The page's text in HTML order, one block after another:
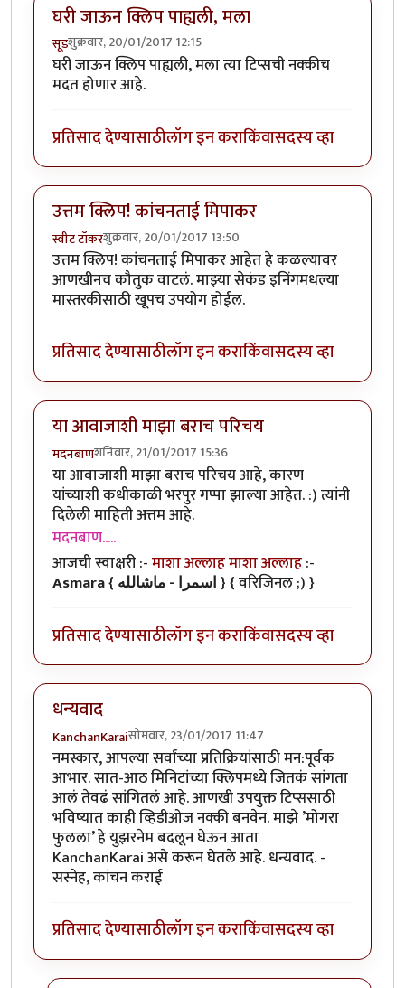
घरी जाऊन क्लिप पाह्यली, मला
सूडशुक्रवार, 20/01/2017 12:15
घरी जाऊन क्लिप पाह्यली, मला त्या टिप्सची नक्कीच
मदत होणार आहे.
प्रतिसाद देण्यासाठीलॉग इन कराकिंवासदस्य व्हा
उत्तम क्लिप! कांचनताई मिपाकर
स्वीट टॉकरशुक्रवार, 20/01/2017 13:50
उत्तम क्लिप! कांचनताई मिपाकर आहेत हे कळल्यावर
आणखीनच कौतुक वाटलं. माझ्या सेकंड इनिंगमधल्या
मास्तरकीसाठी खूपच उपयोग होईल.
प्रतिसाद देण्यासाठीलॉग इन कराकिंवासदस्य व्हा
या आवाजाशी माझा बराच परिचय
मदनबाणशनिवार, 21/01/2017 15:36
या आवाजाशी माझा बराच परिचय आहे, कारण
यांच्याशी कधीकाळी भरपुर गप्पा झाल्या आहेत. :) त्यांनी
दिलेली माहिती अत्तम आहे.
मदनबाण.....
आजची स्वाक्षरी :-माशा अल्लाह माशा अल्लाह:-
Asmara { اسمرا - ماشالله }{ वरिजिनल ;) }
प्रतिसाद देण्यासाठीलॉग इन कराकिंवासदस्य व्हा
धन्यवाद
KanchanKaraiसोमवार, 23/01/2017 11:47
नमस्कार, आपल्या सर्वांच्या प्रतिक्रियांसाठी मन:पूर्वक
आभार. सात-आठ मिनिटांच्या क्लिपमध्ये जितकं सांगता
आलं तेवढं सांगितलं आहे. आणखी उपयुक्त टिप्ससाठी
भविष्यात काही व्हिडीओज नक्की बनवेन. माझे ’मोगरा
फुलला’ हे युझरनेम बदलून घेऊन आता
KanchanKarai असे करून घेतले आहे. धन्यवाद. -
सस्नेह, कांचन कराई
प्रतिसाद देण्यासाठीलॉग इन कराकिंवासदस्य व्हा